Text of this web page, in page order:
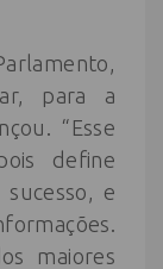
para a
“Esse
define
e
maiores